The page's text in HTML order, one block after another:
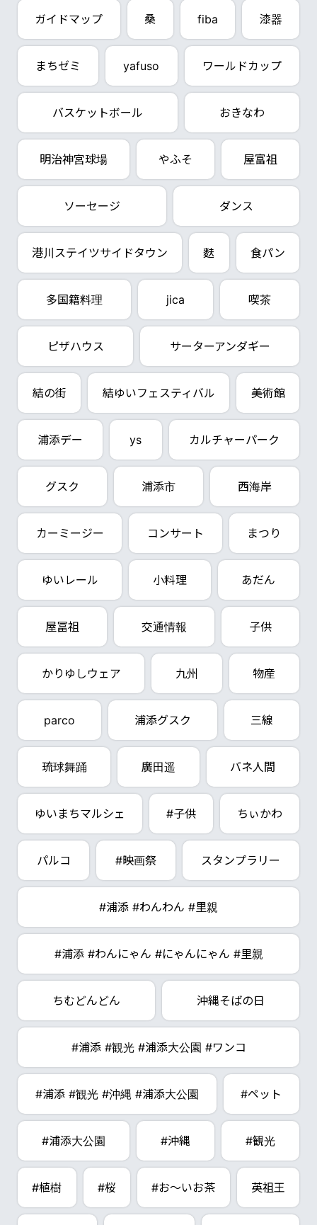
ガイドマップ 桑 fiba 漆器
まちゼミ yafuso ワールドカップ
バスケットボール おきなわ
明治神宮球場 やふそ 屋富祖
ソーセージ ダンス
港川ステイツサイドタウン 麩 食パン
多国籍料理 jica 喫茶
ピザハウス サーターアンダギー
結の街 結ゆいフェスティバル 美術館
浦添デー ys カルチャーパーク
グスク 浦添市 西海岸
カーミージー コンサート まつり
ゆいレール 小料理 あだん
屋冨祖 交通情報 子供
かりゆしウェア 九州 物産
parco 浦添グスク 三線
琉球舞踊 廣田遥 バネ人間
ゆいまちマルシェ #子供 ちぃかわ
パルコ #映画祭 スタンプラリー
#浦添 #わんわん #里親
#浦添 #わんにゃん #にゃんにゃん #里親
ちむどんどん 沖縄そばの日
#浦添 #観光 #浦添大公園 #ワンコ
#浦添 #観光 #沖縄 #浦添大公園 #ペット
#浦添大公園 #沖縄 #観光
#植樹 #桜 #お～いお茶 英祖王